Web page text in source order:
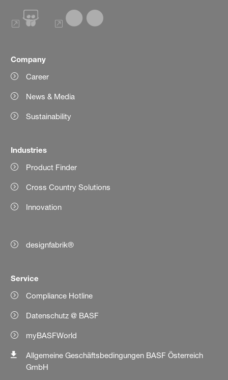
Company
Career
News & Media
Sustainability
Industries
Product Finder
Cross Country Solutions
Innovation
designfabrik®
Service
Compliance Hotline
Datenschutz @ BASF
myBASFWorld
Allgemeine Geschäftsbedingungen BASF Österreich
GmbH